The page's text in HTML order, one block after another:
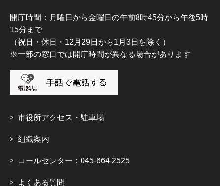
開庁時間：月曜日から金曜日の午前8時45分から午後5時
15分まで
（祝日・休日・12月29日から1月3日を除く）
※一部の窓口では開庁時間が異なる場合があります
市役所アクセス・駐車場
組織案内
コールセンター：045-664-2525
よくある質問